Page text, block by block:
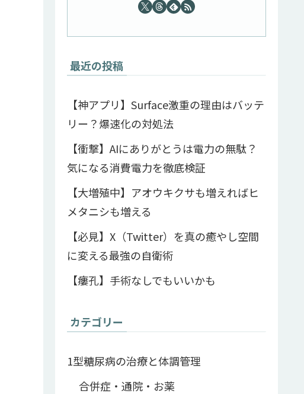
最近の投稿
【神アプリ】Surface激重の理由はバッテ
リー？爆速化の対処法
【衝撃】AIにありがとうは電力の無駄？
気になる消費電力を徹底検証
【大増殖中】アオウキクサも増えればヒ
メタニシも増える
【必見】X（Twitter）を真の癒やし空間
に変える最強の自衛術
【瘻孔】手術なしでもいいかも
カテゴリー
1型糖尿病の治療と体調管理
合併症・通院・お薬